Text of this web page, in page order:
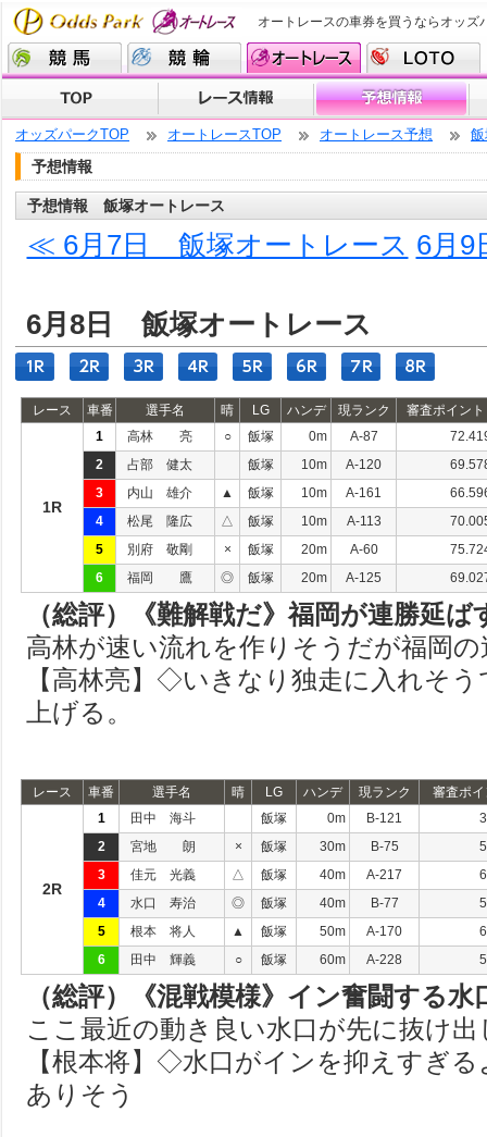
オートレースの車券を買うならオッズ
オッズパークTOP オートレースTOP オートレース予想
予想情報
予想情報 飯塚オートレース
≪ 6月7日 飯塚オートレース 6月
6月8日 飯塚オートレース
レース 車番 選手名 晴 LG ハンデ 現ランク 審査ポイント
1R
1 高林 亮 ○ 飯塚 0m A-87
2
占部 健太 飯塚 10m A-120
3
内山 雄介 ▲ 飯塚 10m A-161
4
松尾 隆広 △ 飯塚 10m A-113
5
別府 敬剛 × 飯塚 20m A-60
6
福岡 鷹 ◎ 飯塚 20m A-125
（総評）《難解戦だ》福岡が連勝延
高林が速い流れを作りそうだが福岡
【高林亮】◇いきなり独走に入れそ
上げる。
レース 車番 選手名 晴 LG ハンデ 現ランク 審査ポ
2R
1 田中 海斗 飯塚 0m B-121
2
宮地 朗 × 飯塚 30m B-75
3
佳元 光義 △ 飯塚 40m A-217
4
水口 寿治 ◎ 飯塚 40m B-77
5
根本 将人 ▲ 飯塚 50m A-170
6
田中 輝義 ○ 飯塚 60m A-228
（総評）《混戦模様》イン奮闘する
ここ最近の動き良い水口が先に抜け
【根本将】◇水口がインを抑えすぎ
ありそう